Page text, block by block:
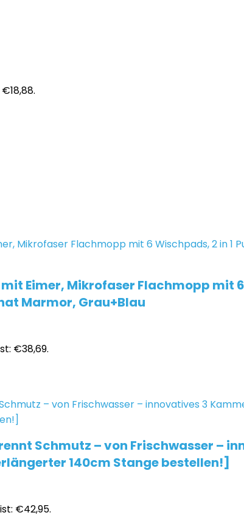
Eimer, Mikrofaser Flachmopp mit
Marmor, Grau+Blau
€38,69.
Schmutz – von Frischwasser –
140cm Stange bestellen!]
€42,95.